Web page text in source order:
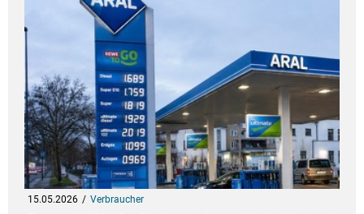
15.05.2026 Verbraucher